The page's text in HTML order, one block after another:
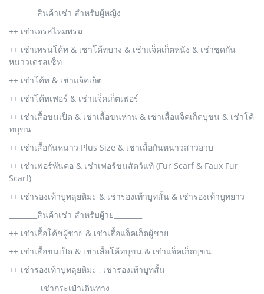
________สินค้าเช่า สำหรับผู้หญิง________
++ เช่าเดรสไหมพรม
++ เช่าเทรนโค้ท & เช่าโค้ทบาง & เช่าแจ็คเก็ตหนัง & เช่าชุดกัน
หนาวเดรสเซ็ท
++ เช่าโค้ท & เช่าแจ็คเก็ต
++ เช่าโค้ทเฟอร์ & เช่าแจ็คเก็ตเฟอร์
++ เช่าเสื้อขนเป็ด & เช่าเสื้อขนห่าน & เช่าเสื้อแจ็คเก็ตบุขน & เช่าโค้
ทบุขน
++ เช่าเสื้อกันหนาว Plus Size & เช่าเสื้อกันหนาวสาวอวบ
++ เช่าเฟอร์พันคอ & เช่าเฟอร์ขนสัตว์แท้ (Fur Scarf & Faux Fur
Scarf)
++ เช่ารองเท้าบูทลุยหิมะ & เช่ารองเท้าบูทสั้น & เช่ารองเท้าบูทยาว
________สินค้าเช่า สำหรับผู้าย________
++ เช่าเสื้อโค้ชผู้ชาย & เช่าเสื้อแจ็คเก็ตผู้ชาย
++ เช่าเสื้อขนเป็ด & เช่าเสื้อโค้ทบุขน & เช่าแจ็คเก็ตบุขน
++ เช่ารองเท้าบูทลุยหิมะ , เช่ารองเท้าบูทสั้น
_________เช่ากระเป๋าเดินทาง_________